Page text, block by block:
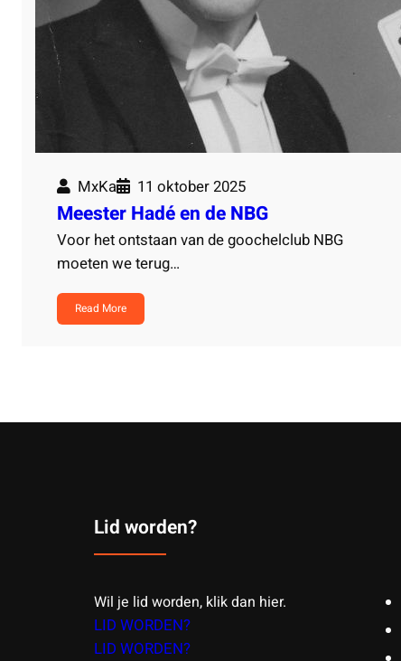
MxKa 11 oktober 2025
Meester Hadé en de NBG
Voor het ontstaan van de goochelclub NBG
moeten we terug…
Read More
Lid worden?
Wil je lid worden, klik dan hier.
LID WORDEN?
LID WORDEN?